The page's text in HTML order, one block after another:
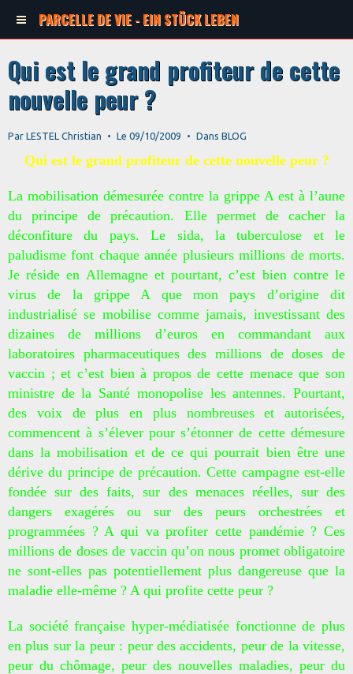
PARCELLE DE VIE - EIN STÜCK LEBEN
Qui est le grand profiteur de cette
nouvelle peur ?
Par LESTEL Christian Le 09/10/2009 Dans BLOG
Qui est le grand profiteur de cette nouvelle peur ?
La mobilisation démesurée contre la grippe A est à l’aune
du principe de précaution. Elle permet de cacher la
déconfiture du pays.Le sida, la tuberculose et le
paludisme font chaque année plusieurs millions de morts.
Je réside en Allemagne et pourtant, c’est bien contre le
virus de la grippe A que mon pays d’origine dit
industrialisé se mobilise comme jamais, investissant des
dizaines de millions d’euros en commandant aux
laboratoires pharmaceutiques des millions de doses de
vaccin ; et c’est bien à propos de cette menace que son
ministre de la Santé monopolise les antennes. Pourtant,
des voix de plus en plus nombreuses et autorisées,
commencent à s’élever pour s’étonner de cette démesure
dans la mobilisation et de ce qui pourrait bien être une
dérive du principe de précaution.Cette campagne est-elle
fondée sur des faits, sur des menaces réelles, sur des
dangers exagérés ou sur des peurs orchestrées et
programmées ? A qui va profiter cette pandémie ? Ces
millions de doses de vaccin qu’on nous promet obligatoire
ne sont-elles pas potentiellement plus dangereuse que la
maladie elle-même ? A qui profite cette peur ?
La société française hyper-médiatisée fonctionne de plus
en plus sur la peur : peur des accidents, peur de la vitesse,
peur du chômage, peur des nouvelles maladies, peur du